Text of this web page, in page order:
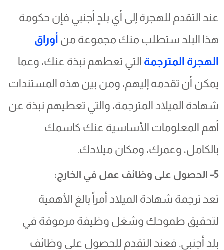
عند التقدم للهجرة إلى أي بلدٍ أجنبي فإن حكومة
هذا البلد ستطلب منك مجموعة منأوراق
الهجرة المترجمةالتي تعطهم نبذة عنك، وعما
يمكن أن تقدمه إليهم، ومن بين هذه المستندات
شهادة الميلاد المترجمة، والتي تعطيهم نبذة عن
أهم المعلومات الأساسية عنك كاسمك
بالكامل، وعمرك، ومكان ميلادك.
تعد ترجمة شهادة الميلاد أمراً بالغ الأهمية
لتحقيق طموحك وشغل وظيفة مرموقة في
بلد أجنبي. فعند التقدم للحصول على وظائف